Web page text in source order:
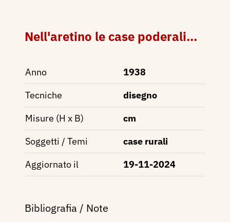
Nell'aretino le case poderali...
Anno
1938
Tecniche
disegno
Misure (H x B)
cm
Soggetti / Temi
case rurali
Aggiornato il
19-11-2024
Bibliografia / Note